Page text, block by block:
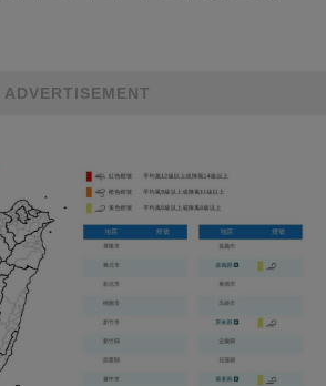
ADVERTISEMENT